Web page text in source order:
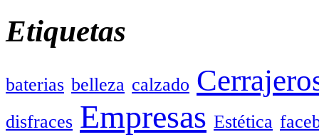
Etiquetas
baterias belleza calzado
disfraces Empresas Estética